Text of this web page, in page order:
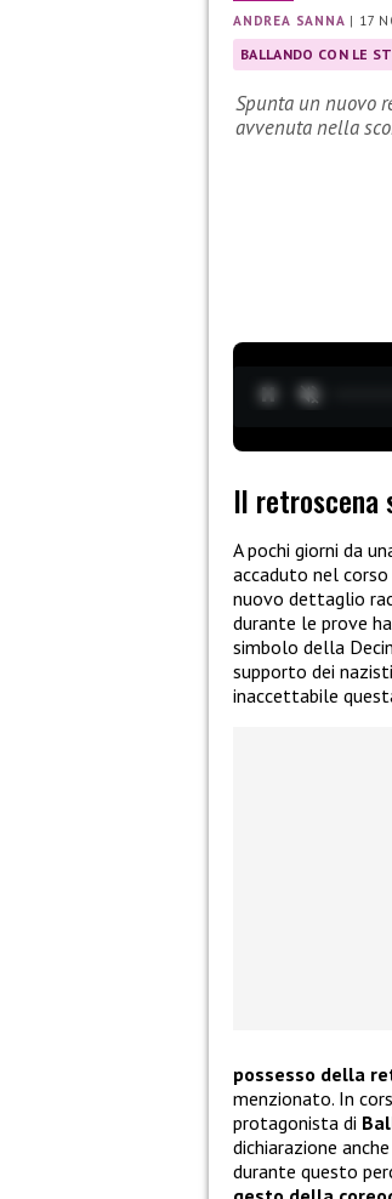
ANDREA SANNA | 17
BALLANDO CON LE
Spunta un nuovo
avvenuta nella
Il retroscena
A pochi giorni da
accaduto nel
nuovo dettaglio
durante le prove
simbolo della
supporto dei
inaccettabile
possesso della
menzionato. In
protagonista di
dichiarazione
durante questo